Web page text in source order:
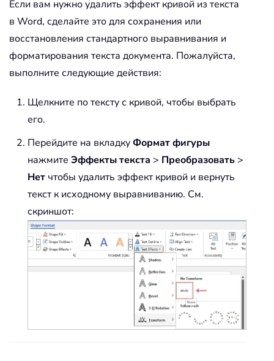
Если вам нужно удалить эффект кривой из текста
в Word, сделайте это для сохранения или
восстановления стандартного выравнивания и
форматирования текста документа. Пожалуйста,
выполните следующие действия:
Щелкните по тексту с кривой, чтобы выбрать
его.
Перейдите на вкладкуФормат фигуры
нажмите Эффекты текста > Преобразовать >
Нет чтобы удалить эффект кривой и вернуть
текст к исходному выравниванию. См.
скриншот: